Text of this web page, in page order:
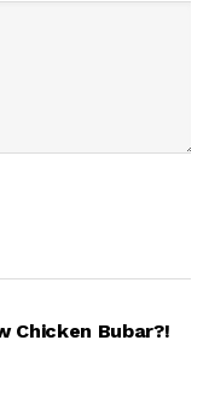
Chicken Bubar?!